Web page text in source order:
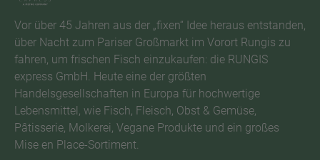
Vor über 45 Jahren aus der „fixen“ Idee heraus entstanden,
über Nacht zum Pariser Großmarkt im Vorort Rungis zu
fahren, um frischen Fisch einzukaufen: die RUNGIS
express GmbH. Heute eine der größten
Handelsgesellschaften in Europa für hochwertige
Lebensmittel, wie Fisch, Fleisch, Obst & Gemüse,
Pâtisserie, Molkerei, Vegane Produkte und ein großes
Mise en Place-Sortiment.